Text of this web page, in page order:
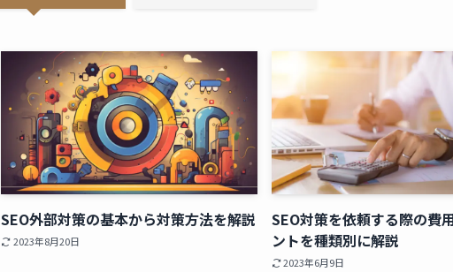
SEO外部対策の基本から対策方法を解説
2023年8月20日
SEO対策を依頼する際の費
ントを種類別に解説
2023年6月9日